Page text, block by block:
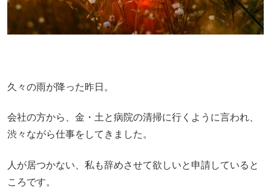
久々の雨が降った昨日。
会社の方から、金・土と病院の清掃に行くように言われ、
渋々ながら仕事をしてきました。
人が居つかない、私も辞めさせて欲しいと申請していると
ころです。